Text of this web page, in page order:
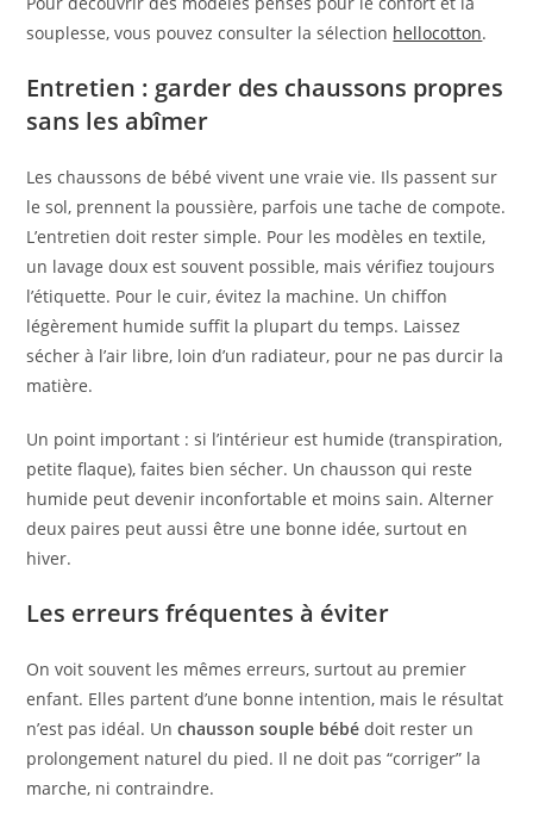
souplesse, vous pouvez consulter la sélection hellocotton.
Entretien : garder des chaussons propres
sans les abîmer
Les chaussons de bébé vivent une vraie vie. Ils passent sur
le sol, prennent la poussière, parfois une tache de compote.
L’entretien doit rester simple. Pour les modèles en textile,
un lavage doux est souvent possible, mais vérifiez toujours
l’étiquette. Pour le cuir, évitez la machine. Un chiffon
légèrement humide suffit la plupart du temps. Laissez
sécher à l’air libre, loin d’un radiateur, pour ne pas durcir la
matière.
Un point important : si l’intérieur est humide (transpiration,
petite flaque), faites bien sécher. Un chausson qui reste
humide peut devenir inconfortable et moins sain. Alterner
deux paires peut aussi être une bonne idée, surtout en
hiver.
Les erreurs fréquentes à éviter
On voit souvent les mêmes erreurs, surtout au premier
enfant. Elles partent d’une bonne intention, mais le résultat
n’est pas idéal. Unchausson souple bébé doit rester un
prolongement naturel du pied. Il ne doit pas “corriger” la
marche, ni contraindre.